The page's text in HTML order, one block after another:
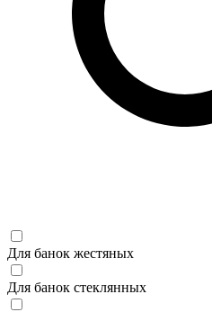
Для банок жестяных
Для банок стеклянных